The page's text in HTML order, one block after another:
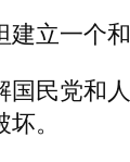
立一个
国民党和
。